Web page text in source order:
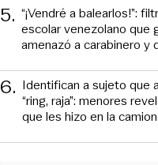
5. “¡Vendré a balearlos!”:
escolar venezolano que
amenazó a carabinero y
6. Identifican a sujeto que
“ring, raja”: menores
que les hizo en la